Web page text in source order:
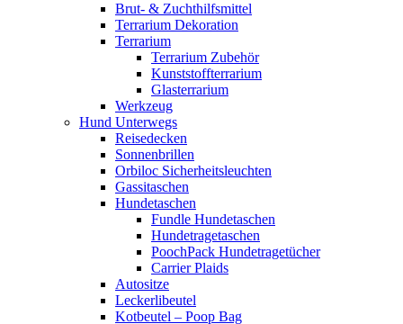
Brut- & Zuchthilfsmittel
Terrarium Dekoration
Terrarium
Terrarium Zubehör
Kunststoffterrarium
Glasterrarium
Werkzeug
Hund Unterwegs
Reisedecken
Sonnenbrillen
Orbiloc Sicherheitsleuchten
Gassitaschen
Hundetaschen
Fundle Hundetaschen
Hundetragetaschen
PoochPack Hundetragetücher
Carrier Plaids
Autositze
Leckerlibeutel
Kotbeutel – Poop Bag